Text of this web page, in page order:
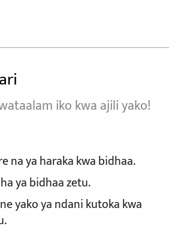
iko kwa ajili yako!
na ya haraka kwa bidhaa.
ya bidhaa zetu.
yako ya ndani kutoka kwa